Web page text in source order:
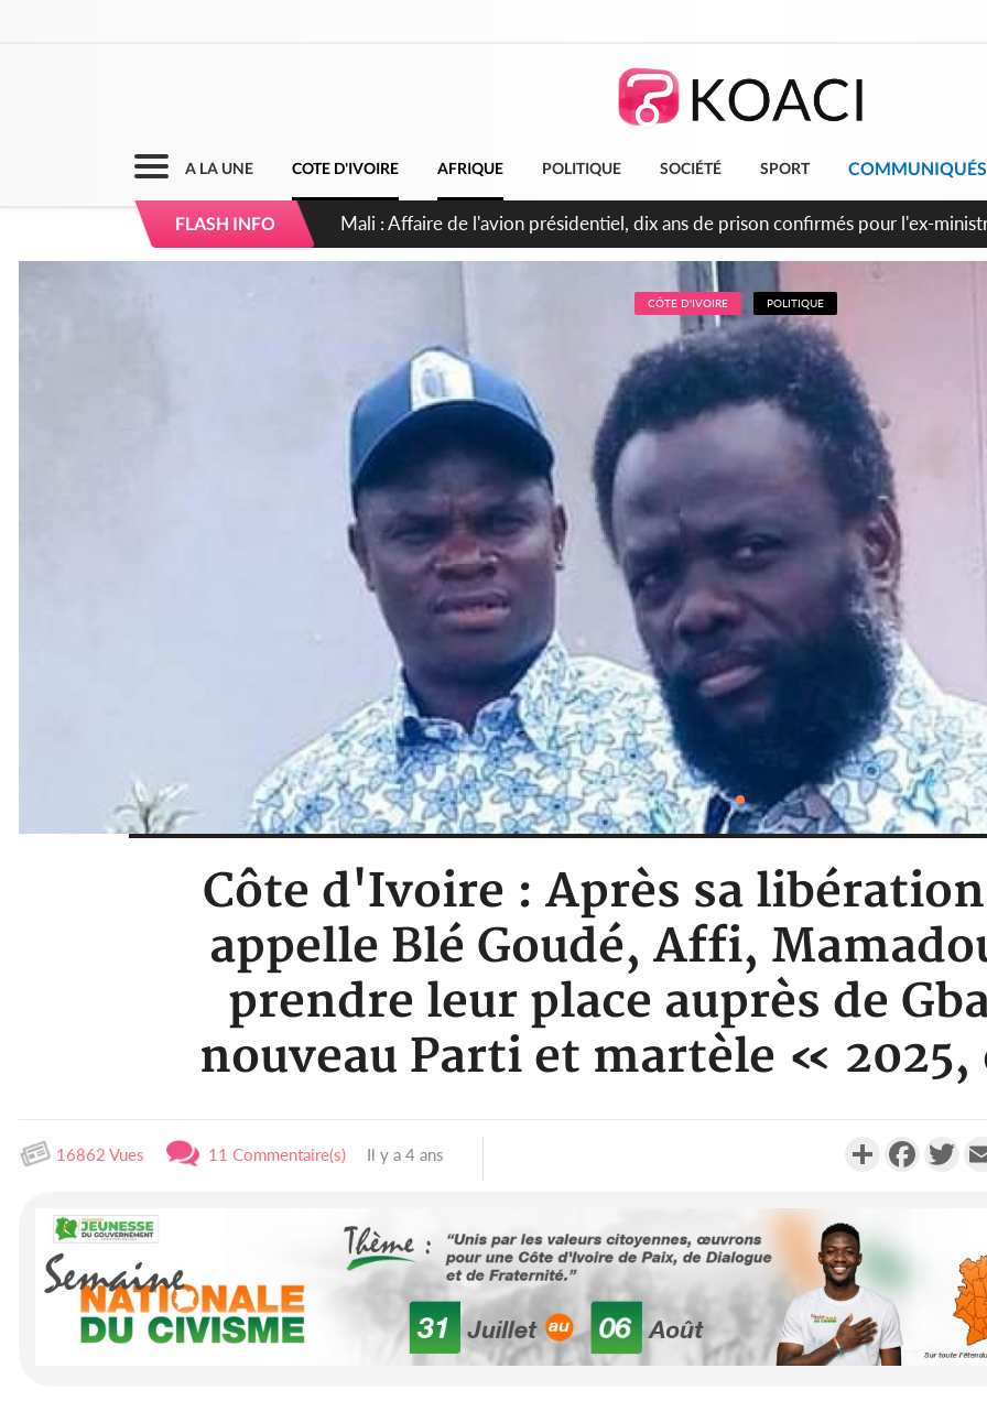
A LA UNE COTE D'IVOIRE AFRIQUE POLITIQUE SOCIÉTÉ SPORT COMMUNIQUÉS
FLASH INFO Nigeria : Le Togo et le Cameroun principaux acheteurs des produits de la
CÔTE D'IVOIRE POLITIQUE
Côte d'Ivoire : Après sa
appelle Blé Goudé, Affi,
prendre leur place auprès de
nouveau Parti et martèle «
16862 Vues 11 Commentaire(s) Il y a 4 ans Partager
Sénégal